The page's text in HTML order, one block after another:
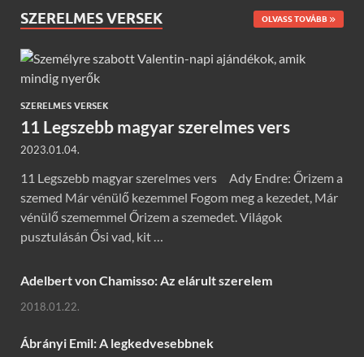
SZERELMES VERSEK OLVASS TOVÁBB
SZERELMES VERSEK
11 Legszebb magyar szerelmes vers
2023.01.04.
11 Legszebb magyar szerelmes vers Ady Endre: Őrizem a
szemed Már vénülő kezemmel Fogom meg a kezedet, Már
vénülő szememmel Őrizem a szemedet. Világok
pusztulásán Ősi vad, kit …
Adelbert von Chamisso: Az elárult szerelem
2018.01.22.
Ábrányi Emil: A legkedvesebbnek